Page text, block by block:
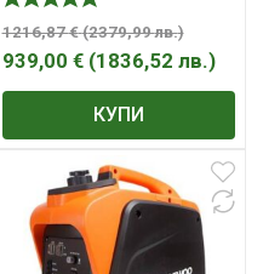
1216,87€ (2379,99лв.)
939,00 € (1836,52 лв.)
КУПИ